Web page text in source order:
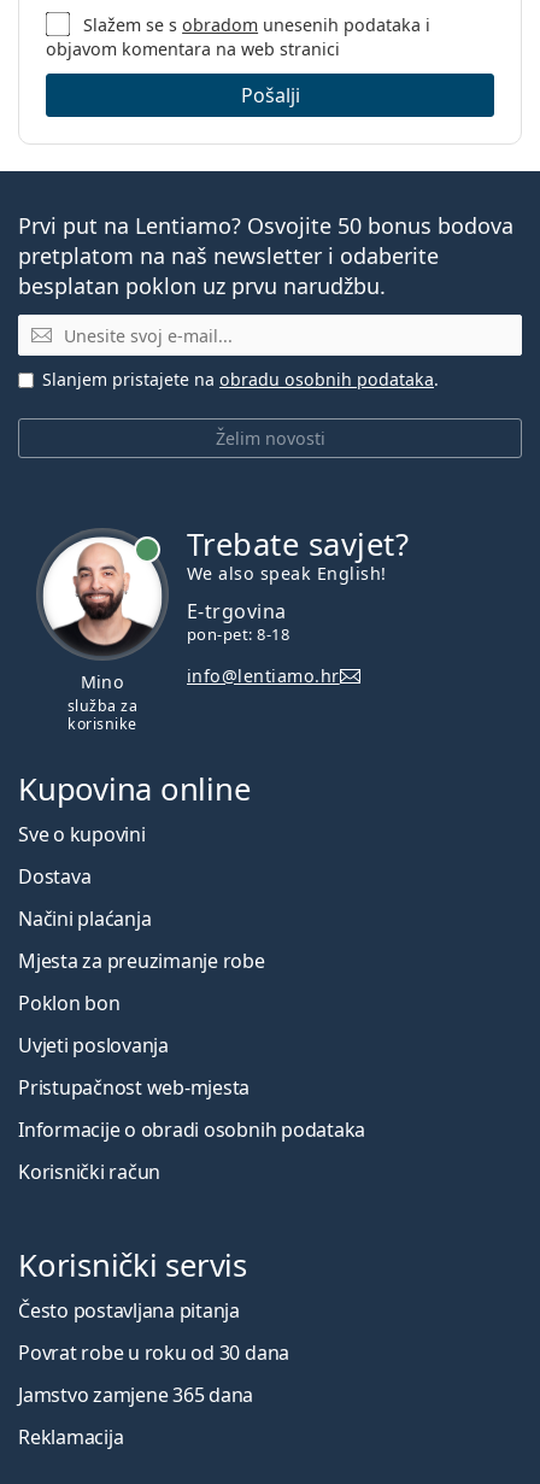
Slažem se sobradom unesenih podataka i
objavom komentara na web stranici
Pošalji
Prvi put na Lentiamo? Osvojite 50 bonus bodova
pretplatom na naš newsletter i odaberite
besplatan poklon uz prvu narudžbu.
E-mail
Želim novosti
Slanjem pristajete na obradu osobnih podataka.
Mino
služba za
korisnike
Trebate savjet?
We also speak English!
E-trgovina
pon-pet: 8-18
info@lentiamo.hr
Kupovina online
Sve o kupovini
Dostava
Načini plaćanja
Mjesta za preuzimanje robe
Poklon bon
Uvjeti poslovanja
Pristupačnost web-mjesta
Informacije o obradi osobnih podataka
Korisnički račun
Korisnički servis
Često postavljana pitanja
Povrat robe u roku od 30 dana
Jamstvo zamjene 365 dana
Reklamacija